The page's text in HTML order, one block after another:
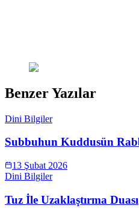
Benzer Yazılar
Dini Bilgiler
Subbuhun Kuddusün
13 Şubat 2026
Dini Bilgiler
Tuz İle Uzaklaştırma Duası